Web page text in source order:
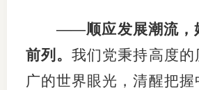
——顺应发展潮流，
前列。 我们党秉持高度的
广的世界眼光，清醒把